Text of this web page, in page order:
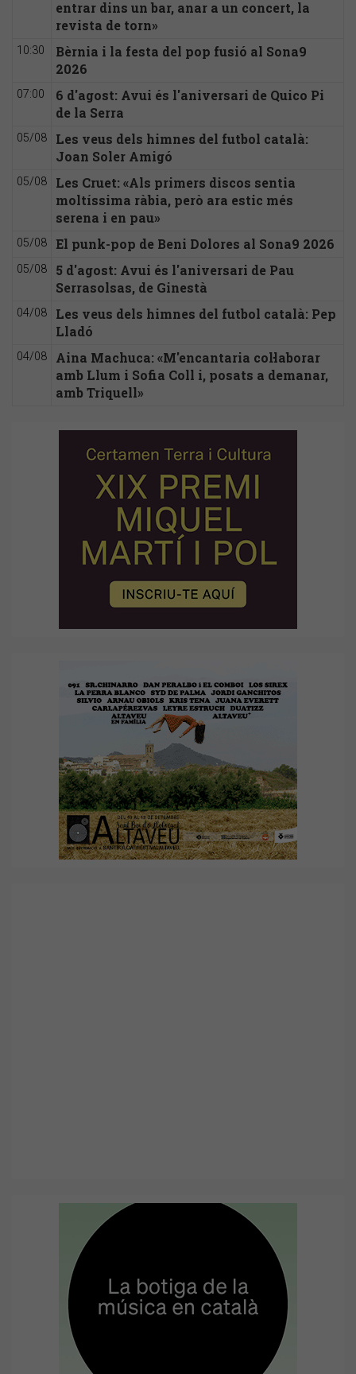
entrar dins un bar, anar a un concert, la
revista de torn»
10:30
Bèrnia i la festa del pop fusió al Sona9
2026
07:00
6 d'agost: Avui és l'aniversari de Quico Pi
de la Serra
05/08
Les veus dels himnes del futbol català:
Joan Soler Amigó
05/08
Les Cruet: «Als primers discos sentia
moltíssima ràbia, però ara estic més
serena i en pau»
05/08 El punk-pop de Beni Dolores al Sona9 2026
05/08
5 d'agost: Avui és l'aniversari de Pau
Serrasolsas, de Ginestà
04/08
Les veus dels himnes del futbol català: Pep
Lladó
04/08
Aina Machuca: «M'encantaria col·laborar
amb Llum i Sofia Coll i, posats a demanar,
amb Triquell»